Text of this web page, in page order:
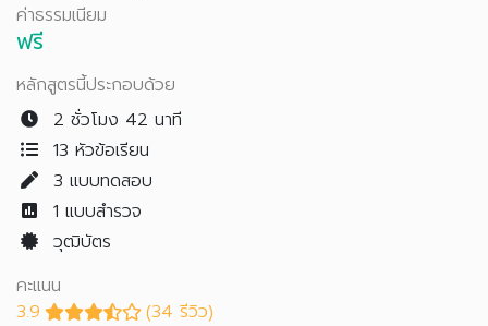
ค่าธรรมเนียม
ฟรี
หลักสูตรนี้ประกอบด้วย
2 ชั่วโมง 42 นาที
13 หัวข้อเรียน
3 แบบทดสอบ
1 แบบสำรวจ
วุฒิบัตร
คะแนน
3.9
(34 รีวิว)